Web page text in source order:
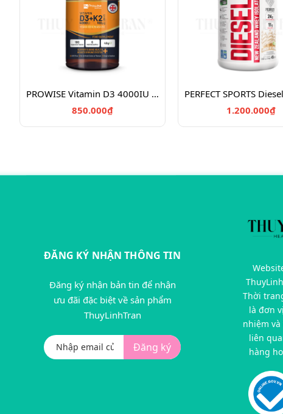
PROWISE Vitamin D3 4000IU + K2 180v/Vitamin chắc khỏe xương D3K2
850.000₫
1.200.000₫
ĐĂNG KÝ NHẬN THÔNG TIN
Đăng ký nhận bản tin để nhận
ưu đãi đặc biệt về sản phẩm
ThuyLinhTran
Đăng ký
Thời
là đơn
nhiệm
liên
hàng